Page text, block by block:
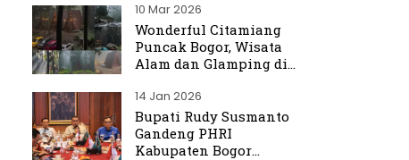
yang Menenangkan
10 Mar 2026
Wonderful Citamiang
Puncak Bogor, Wisata
Alam dan Glamping di
14 Jan 2026
Bupati Rudy Susmanto
Gandeng PHRI
Kabupaten Bogor